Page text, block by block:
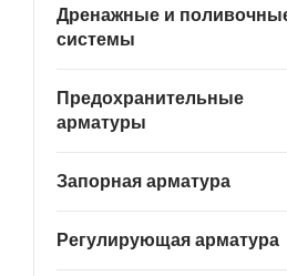
Дренажные и
системы
Предохранительные
арматуры
Запорная арматура
Регулирующая арматура